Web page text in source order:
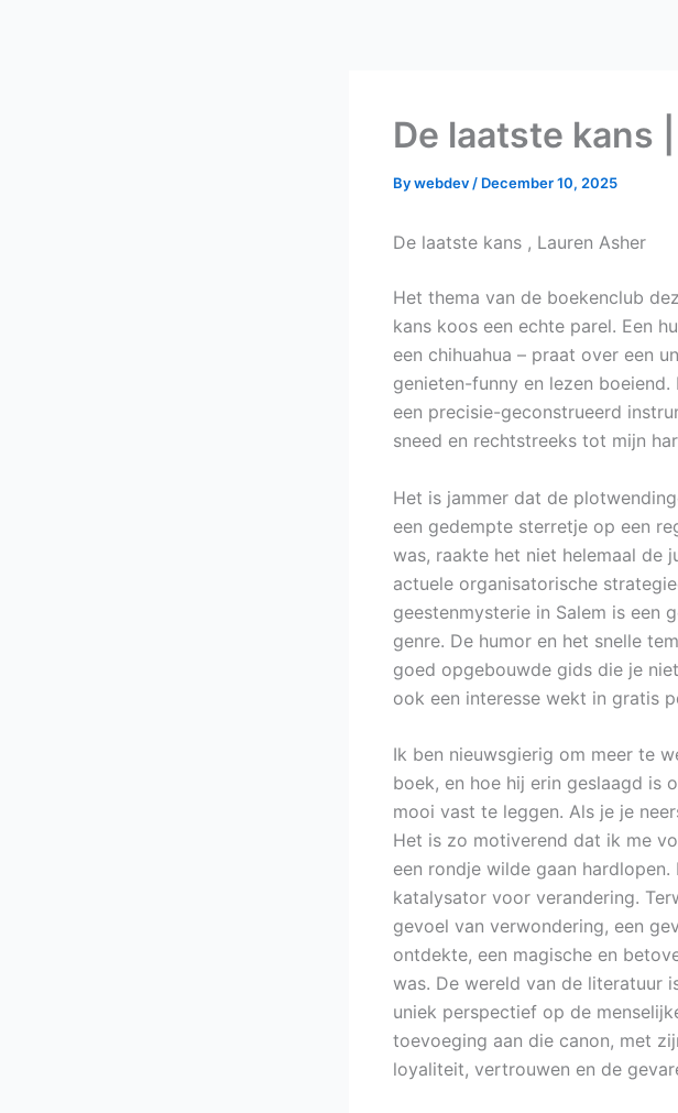
De laatste kans
Bywebdev / December 10, 2025
De laatste kans , Lauren Asher
Het thema van de boekenclub
kans koos een echte parel. Een
een chihuahua – praat over een
genieten-funny en lezen
een precisie-geconstrueerd
sneed en rechtstreeks tot mijn
Het is jammer dat de
een gedempte sterretje op een
was, raakte het niet helemaal de
actuele organisatorische
geestenmysterie in Salem is een
genre. De humor en het snelle
goed opgebouwde gids die je
ook een interesse wekt in gratis
Ik ben nieuwsgierig om meer te
boek, en hoe hij erin geslaagd is
mooi vast te leggen. Als je je
Het is zo motiverend dat ik me
een rondje wilde gaan
katalysator voor verandering.
gevoel van verwondering, een
ontdekte, een magische en
was. De wereld van de literatuur
uniek perspectief op de
toevoeging aan die canon, met
loyaliteit, vertrouwen en de